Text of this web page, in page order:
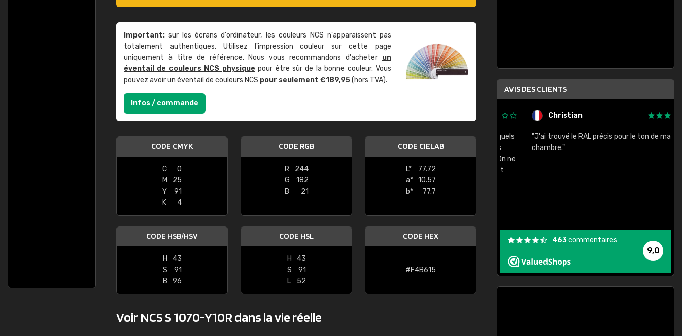
Important: sur les écrans d'ordinateur, les couleurs NCS n'apparaissent pas
totalement authentiques. Utilisez l'impression couleur sur cette page
uniquement à titre de référence. Nous vous recommandons d'acheter un
éventail de couleurs NCS physique pour être sûr de la bonne couleur. Vous
pouvez avoir un éventail de couleurs NCS pour seulement €189,95(hors TVA).
Infos / commande
CODE CMYK
C
0
M
25
Y
91
K
4
CODE RGB
R
244
G
182
B
21
CODE CIELAB
L*
77.72
a*
10.57
b*
77.7
CODE HSB/HSV
H
43
S
91
B
96
CODE HSL
H
43
S
91
L
52
CODE HEX
#F4B615
Voir NCS S 1070-Y10R dans la vie réelle
AVIS DES CLIENTS
"Le site ne permet pas de voir clairement quels
sont les produits disponibles. Il y a plusieurs
palettes de couleurs: Classic, Design, etc. On ne
comprend pas qui est quoi. La livraison s'est
bien passé et le produit reçu me convient."
Christian
"J'ai trouvé le RAL précis pour le ton de ma
chambre."
9,0
463commentaires